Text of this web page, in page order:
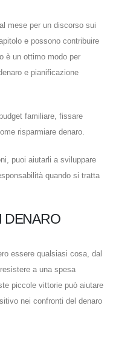
mese per un discorso sui
e possono contribuire
è un ottimo modo per
e pianificazione
familiare, fissare
risparmiare denaro.
puoi aiutarli a sviluppare
quando si tratta
DENARO
essere qualsiasi cosa, dal
a una spesa
piccole vittorie può aiutare
nei confronti del denaro